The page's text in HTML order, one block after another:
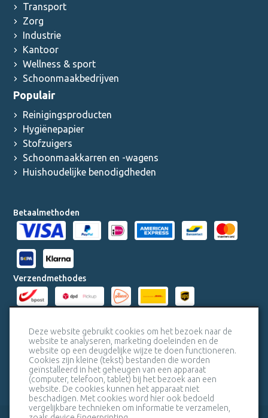
Transport
Zorg
Industrie
Kantoor
Wellness & sport
Schoonmaakbedrijven
Populair
Reinigingsproducten
Hygiënepapier
Stofzuigers
Schoonmaakkarren en -wagens
Huishoudelijke benodigdheden
Betaalmethoden
Verzendmethodes
Veiligheidscertificaat SSL
Deze website gebruikt cookies om het bezoek naar de
website te analyseren, marketing doeleinden en de
website op een deugdelijke wijze te doen functioneren.
Cookies zijn kleine (tekst) bestanden die worden
geïnstalleerd in het geheugen van een apparaat
(computer, telefoon, tablet) bij het bezoek aan een
website. De cookies kunnen het apparaat niet
beschadigen. Met cookies word hier ook bedoeld
vergelijkbare technieken om informatie te verzamelen,